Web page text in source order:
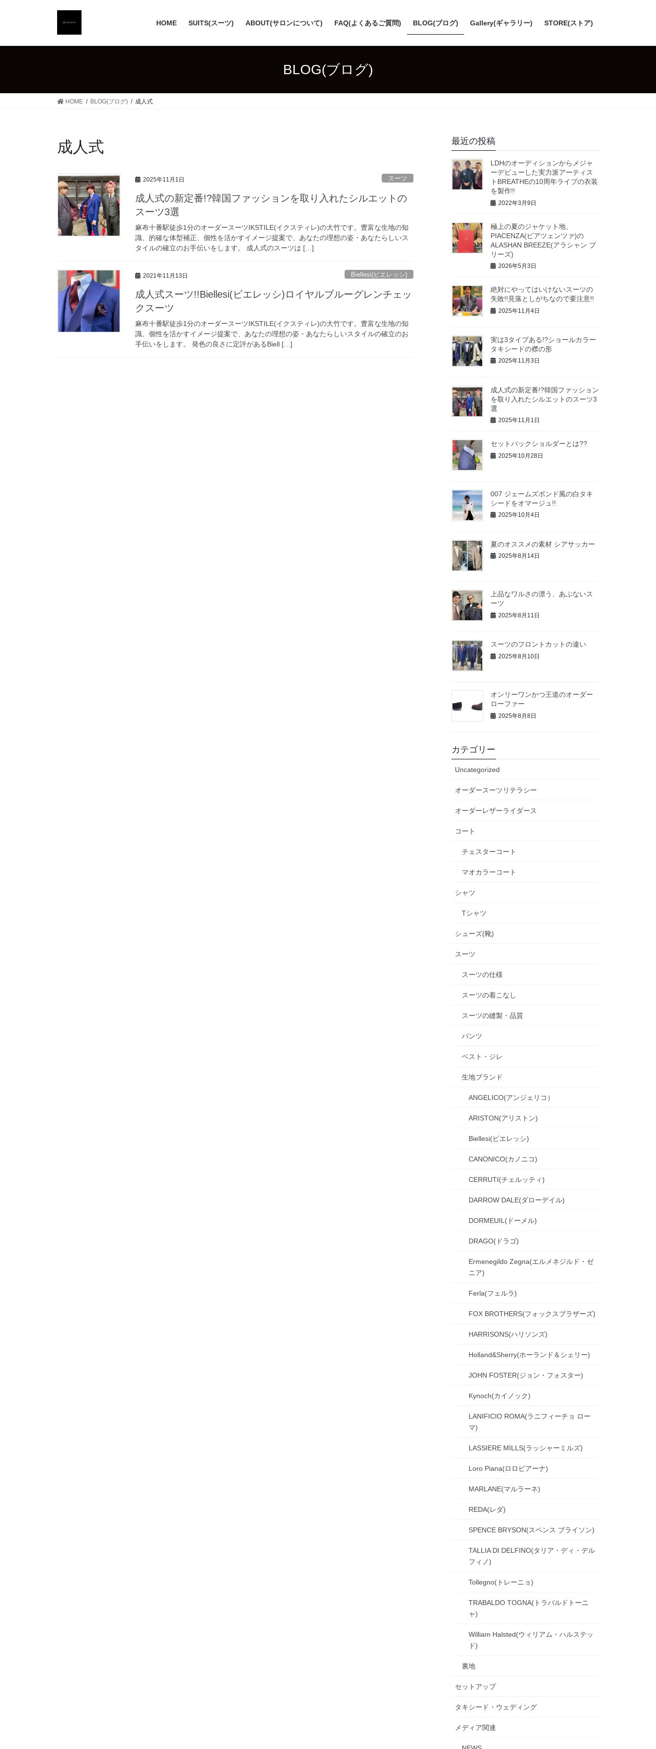
HOME SUITS(スーツ) ABOUT(サロンについて) FAQ(よくあるご質問) BLOG(ブログ) Gallery(ギャラリー) STORE(ストア)
BLOG(ブログ)
HOME BLOG(ブログ) 成人式
成人式
2025年11月1日 スーツ
成人式の新定番!?韓国ファッションを取り入れたシルエットの
スーツ3選
麻布十番駅徒歩1分のオーダースーツIKSTILE(イクスティレ)の大竹です。豊富な生地の知
識、的確な体型補正、個性を活かすイメージ提案で、あなたの理想の姿・あなたらしいス
タイルの確立のお手伝いをします。 成人式のスーツは […]
2021年11月13日 Biellesi(ビエレッシ)
成人式スーツ!!Biellesi(ビエレッシ)ロイヤルブルーグレンチェッ
クスーツ
麻布十番駅徒歩1分のオーダースーツIKSTILE(イクスティレ)の大竹です。豊富な生地の知
識、個性を活かすイメージ提案で、あなたの理想の姿・あなたらしいスタイルの確立のお
手伝いをします。 発色の良さに定評があるBiell […]
最近の投稿
LDHのオーディションからメジャ
ーデビューした実力派アーティス
トBREATHEの10周年ライブの衣装
を製作!!
2022年3月9日
極上の夏のジャケット地、
PIACENZA(ピアツェンツァ)の
ALASHAN BREEZE(アラシャン ブ
リーズ)
2026年5月3日
絶対にやってはいけないスーツの
失敗!!見落としがちなので要注意!!
2025年11月4日
実は3タイプある!?ショールカラー
タキシードの襟の形
2025年11月3日
成人式の新定番!?韓国ファッション
を取り入れたシルエットのスーツ3
選
2025年11月1日
セットバックショルダーとは??
2025年10月28日
007 ジェームズボンド風の白タキ
シードをオマージュ!!
2025年10月4日
夏のオススメの素材 シアサッカー
2025年8月14日
上品なワルさの漂う、あぶないス
ーツ
2025年8月11日
スーツのフロントカットの違い
2025年8月10日
オンリーワンかつ王道のオーダー
ローファー
2025年8月8日
カテゴリー
Uncategorized
オーダースーツリテラシー
オーダーレザーライダース
コート
チェスターコート
マオカラーコート
シャツ
Tシャツ
シューズ(靴)
スーツ
スーツの仕様
スーツの着こなし
スーツの縫製・品質
パンツ
ベスト・ジレ
生地ブランド
ANGELICO(アンジェリコ）
ARISTON(アリストン)
Biellesi(ビエレッシ)
CANONICO(カノニコ)
CERRUTI(チェルッティ)
DARROW DALE(ダローデイル)
DORMEUIL(ドーメル)
DRAGO(ドラゴ)
Ermenegildo Zegna(エルメネジルド・ゼ
ニア)
Ferla(フェルラ)
FOX BROTHERS(フォックスブラザーズ)
HARRISONS(ハリソンズ)
Holland&Sherry(ホーランド＆シェリー)
JOHN FOSTER(ジョン・フォスター)
Kynoch(カイノック)
LANIFICIO ROMA(ラニフィーチョ ロー
マ)
LASSIERE MILLS(ラッシャーミルズ)
Loro Piana(ロロピアーナ)
MARLANE(マルラーネ)
REDA(レダ)
SPENCE BRYSON(スペンス ブライソン)
TALLIA DI DELFINO(タリア・ディ・デル
フィノ)
Tollegno(トレーニョ)
TRABALDO TOGNA(トラバルドトーニ
ャ)
William Halsted(ウィリアム・ハルステッ
ド)
裏地
セットアップ
タキシード・ウェディング
メディア関連